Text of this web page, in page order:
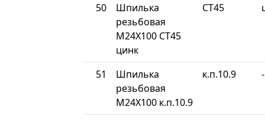
50
Шпилька
резьбовая
М24Х100 СТ45
цинк
СТ45
51
Шпилька
резьбовая
М24Х100 к.п.10.9
к.п.10.9 -